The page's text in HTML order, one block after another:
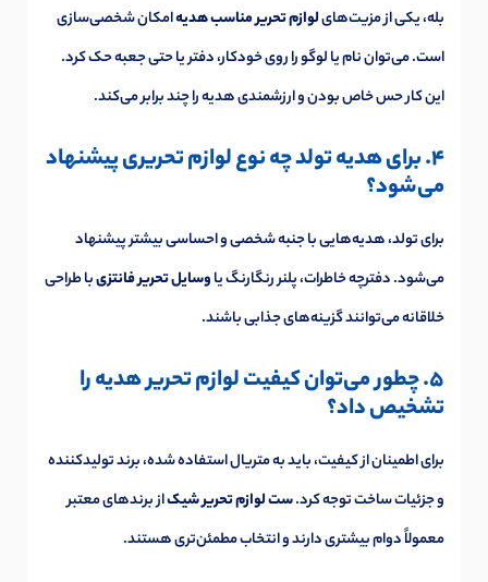
بله، یکی از مزیت‌هایلوازم تحریر مناسب هدیهامکان شخصی‌سازی
است. می‌توان نام یا لوگو را روی خودکار، دفتر یا حتی جعبه حک کرد.
این کار حس خاص بودن و ارزشمندی هدیه را چند برابر می‌کند.
4. برای هدیه تولد چه نوع لوازم تحریری پیشنهاد
می‌شود؟
برای تولد، هدیه‌هایی با جنبه شخصی و احساسی بیشتر پیشنهاد
می‌شود. دفترچه خاطرات، پلنر رنگارنگ یاوسایل تحریر فانتزیبا طراحی
خلاقانه می‌توانند گزینه‌های جذابی باشند.
5. چطور می‌توان کیفیت لوازم تحریر هدیه را
تشخیص داد؟
برای اطمینان از کیفیت، باید به متریال استفاده شده، برند تولیدکننده
و جزئیات ساخت توجه کرد.ست لوازم تحریر شیکاز برندهای معتبر
معمولاً دوام بیشتری دارند و انتخاب مطمئن‌تری هستند.